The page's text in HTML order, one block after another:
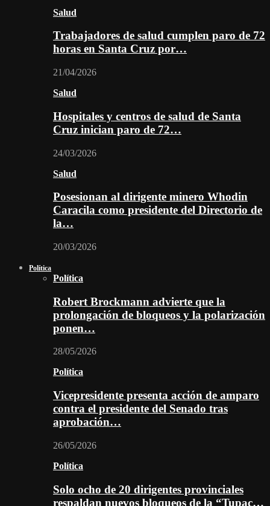
Salud
Trabajadores de salud cumplen paro de 72
horas en Santa Cruz por…
21/04/2026
Salud
Hospitales y centros de salud de Santa
Cruz inician paro de 72…
24/03/2026
Salud
Posesionan al dirigente minero Whodin
Caracila como presidente del Directorio de
la…
20/03/2026
Política
Política
Robert Brockmann advierte que la
prolongación de bloqueos y la polarización
ponen…
28/05/2026
Política
Vicepresidente presenta acción de amparo
contra el presidente del Senado tras
aprobación…
26/05/2026
Política
Solo ocho de 20 dirigentes provinciales
respaldan nuevos bloqueos de la “Tupac…